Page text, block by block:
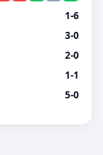
1-6
3-0
2-0
1-1
5-0